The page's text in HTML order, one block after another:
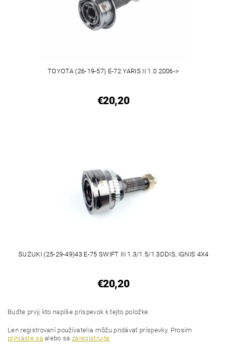
TOYOTA (26-19-57) E-72 YARIS II 1.0 2006->
€20,20
SUZUKI (25-29-49)43 E-75 SWIFT III 1.3/1.5/1.3DDIS, IGNIS 4X4
€20,20
Buďte prvý, kto napíše príspevok k tejto položke.
Len registrovaní používatelia môžu pridávať príspevky. Prosím
prihláste sa alebo sazaregistrujte.